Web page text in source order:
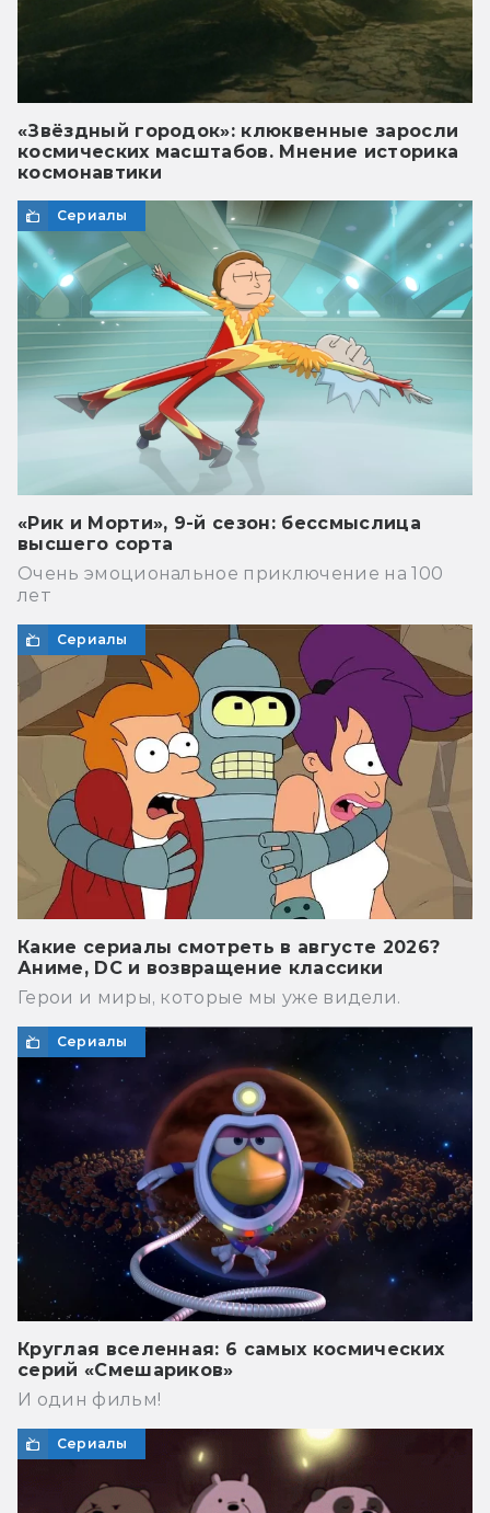
«Звёздный городок»: клюквенные заросли
космических масштабов. Мнение историка
космонавтики
Сериалы
«Рик и Морти», 9-й сезон: бессмыслица
высшего сорта
Очень эмоциональное приключение на 100
лет
Сериалы
Какие сериалы смотреть в августе 2026?
Аниме, DC и возвращение классики
Герои и миры, которые мы уже видели.
Сериалы
Круглая вселенная: 6 самых космических
серий «Смешариков»
И один фильм!
Сериалы